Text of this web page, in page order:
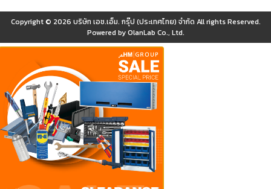
Copyright © 2026 บริษัท เอช.เอ็ม. กรุ๊ป (ประเทศไทย) จำกัด All rights Reserved.
Powered byOlanLab Co., Ltd.